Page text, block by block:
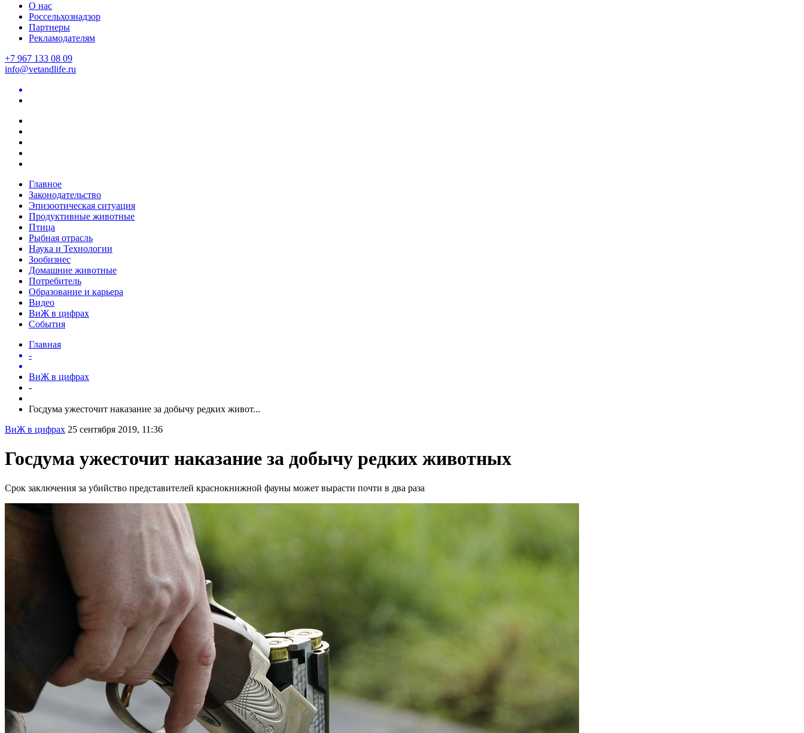
О нас
Россельхознадзор
Партнеры
Рекламодателям
+7 967 133 08 09
info@vetandlife.ru
Главное
Законодательство
Эпизоотическая ситуация
Продуктивные животные
Птица
Рыбная отрасль
Наука и Технологии
Зообизнес
Домашние животные
Потребитель
Образование и карьера
Видео
ВиЖ в цифрах
События
Главная
-
ВиЖ в цифрах
-
Госдума ужесточит наказание за добычу редких живот...
ВиЖ в цифрах 25 сентября 2019, 11:36
Госдума ужесточит наказание за добычу редких животных
Срок заключения за убийство представителей краснокнижной фауны может вырасти почти в два раза